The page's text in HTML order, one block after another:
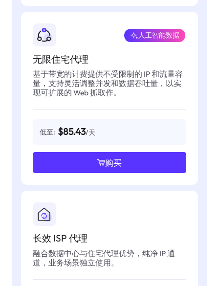
无限住宅代理
人工智能数据
基于带宽的计费提供不受限制的 IP 和流量容
量，支持灵活调整并发和数据吞吐量，以实
现可扩展的 Web 抓取作。
低至: $85.43/天
购买
长效 ISP 代理
融合数据中心与住宅代理优势，纯净 IP 通
道，业务场景独立使用。